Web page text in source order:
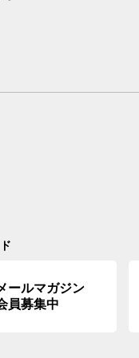
ールマガジン
員募集中